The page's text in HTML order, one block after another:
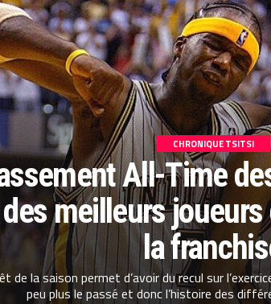
CHRONIQUE TSITSI
All-Time
meilleurs joueurs
la
de la saison permet d’avoir du recul sur
peu plus le passé et donc l’histoire des